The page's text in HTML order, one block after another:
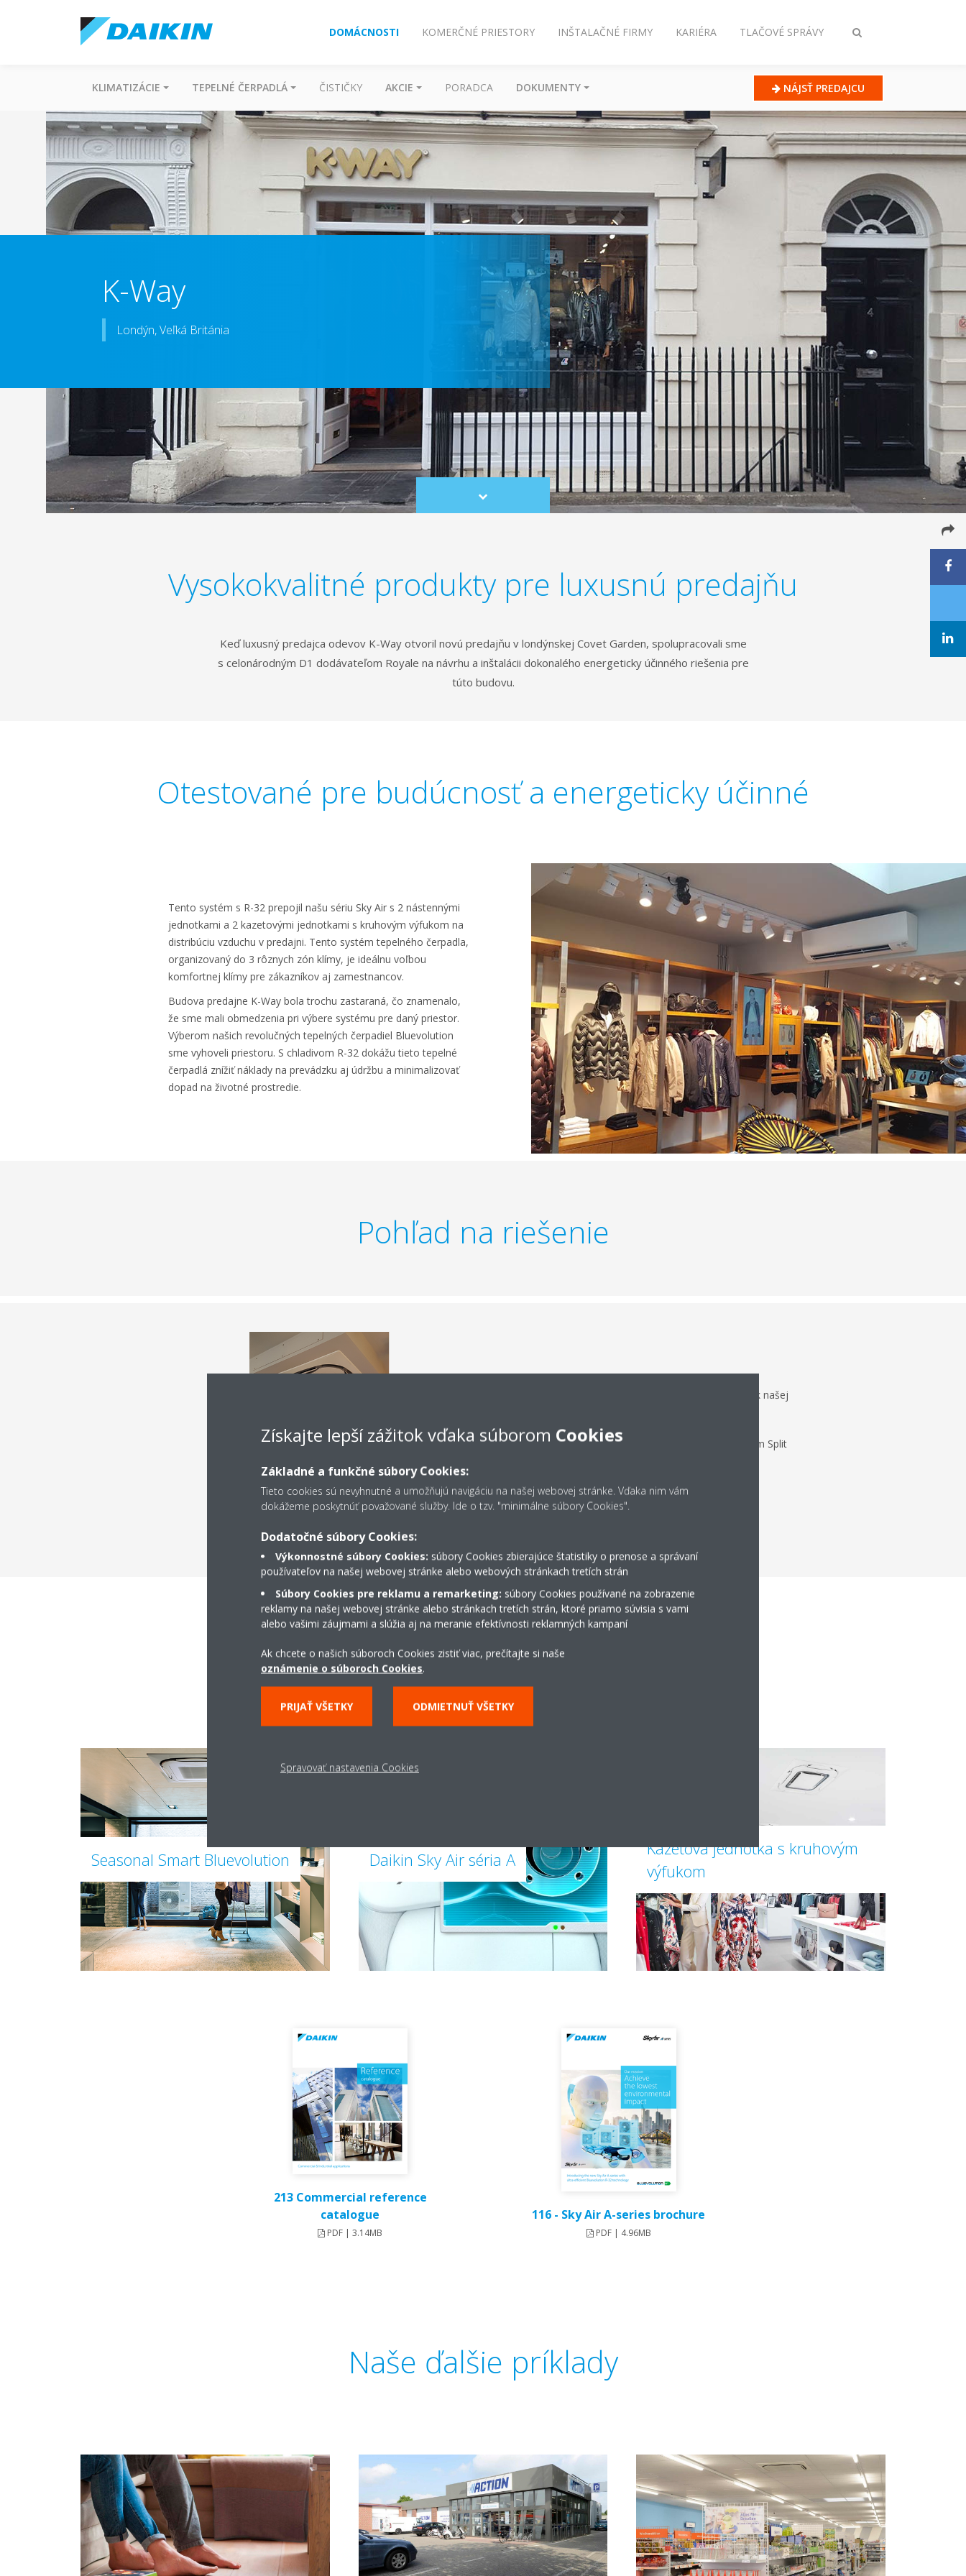
Prepnúť
DOMÁCNOSTI KOMERČNÉ PRIESTORY INŠTALAČNÉ FIRMY KARIÉRA TLAČOVÉ SPRÁVY
KLIMATIZÁCIE TEPELNÉ ČERPADLÁ ČISTIČKY AKCIE PORADCA DOKUMENTY NÁJSŤ PREDAJCU
K-Way
Londýn, Veľká Británia
Scroll
to
Vysokokvalitné produkty pre luxusnú predajňu
Keď luxusný predajca odevov K-Way otvoril novú predajňu v londýnskej Covet Garden, spolupracovali sme
s celonárodným D1 dodávateľom Royale na návrhu a inštalácii dokonalého energeticky účinného riešenia pre
túto budovu.
Otestované pre budúcnosť a energeticky účinné
Tento systém s R-32 prepojil našu sériu Sky Air s 2 nástennými
jednotkami a 2 kazetovými jednotkami s kruhovým výfukom na
distribúciu vzduchu v predajni. Tento systém tepelného čerpadla,
organizovaný do 3 rôznych zón klímy, je ideálnu voľbou
komfortnej klímy pre zákazníkov aj zamestnancov.
Budova predajne K-Way bola trochu zastaraná, čo znamenalo,
že sme mali obmedzenia pri výbere systému pre daný priestor.
Výberom našich revolučných tepelných čerpadiel Bluevolution
sme vyhoveli priestoru. S chladivom R-32 dokážu tieto tepelné
čerpadlá znížiť náklady na prevádzku aj údržbu a minimalizovať
dopad na životné prostredie.
Pohľad na riešenie
2 kazetové jednotky s kruhovým výfukom pripojené k našej
2 nástenné jednotky pripojené k vonkajším jednotkám Split
Zistite viac
Seasonal Smart Bluevolution Daikin Sky Air séria A
Kazetová jednotka s kruhovým
výfukom
213 Commercial reference
catalogue
PDF | 3.14MB
116 - Sky Air A-series brochure
PDF | 4.96MB
Naše ďalšie príklady
Získajte lepší zážitok vďaka súborom Cookies
Základné a funkčné súbory Cookies:
Tieto cookies sú nevyhnutné a umožňujú navigáciu na našej webovej stránke. Vďaka nim vám
dokážeme poskytnúť považované služby. Ide o tzv. "minimálne súbory Cookies".
Dodatočné súbory Cookies:
Výkonnostné súbory Cookies: súbory Cookies zbierajúce štatistiky o prenose a správaní
používateľov na našej webovej stránke alebo webových stránkach tretích strán
Súbory Cookies pre reklamu a remarketing: súbory Cookies používané na zobrazenie
reklamy na našej webovej stránke alebo stránkach tretích strán, ktoré priamo súvisia s vami
alebo vašimi záujmami a slúžia aj na meranie efektívnosti reklamných kampaní
Ak chcete o našich súboroch Cookies zistiť viac, prečítajte si naše
oznámenie o súboroch Cookies.
PRIJAŤ VŠETKY ODMIETNUŤ VŠETKY
Spravovať nastavenia Cookies